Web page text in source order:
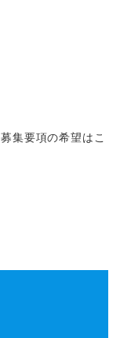
集要項の希望はこ